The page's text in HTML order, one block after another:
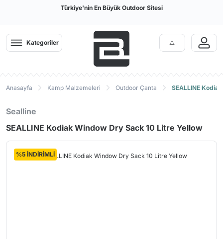
Türkiye'nin En Büyük Outdoor Sitesi
Kategoriler
Anasayfa Kamp Malzemeleri Outdoor Çanta SEALLINE
Sealline
SEALLINE Kodiak Window Dry Sack 10 Litre Yellow
%5 İNDİRİMLİ